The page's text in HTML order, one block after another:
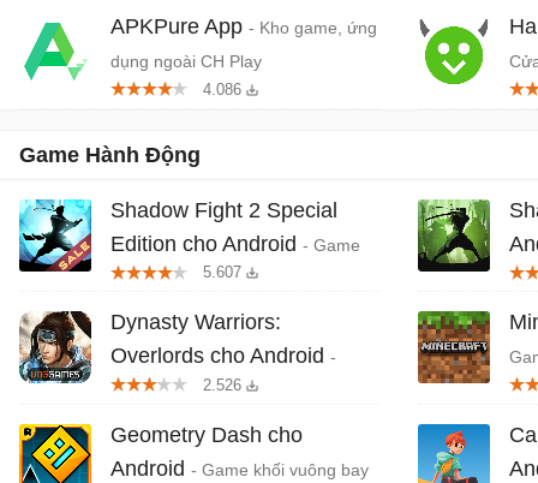
APKPure App - Kho game, ứng
dụng ngoài CH Play
4.086
Game Hành Động
Shadow Fight 2 Special
Edition cho Android - Game
hành động đối kháng phiên bản
đặc biệt
5.607
Dynasty Warriors:
Overlords cho Android -
Game Tam Quốc miễn phí
2.526
Geometry Dash cho
Android - Game khối vuông bay